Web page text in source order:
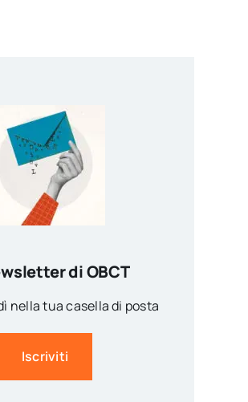
di OBCT
nella tua casella di posta
Iscriviti